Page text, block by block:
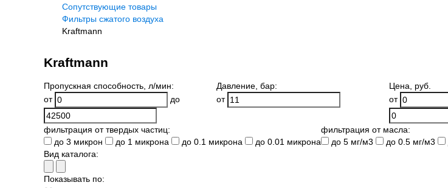
Сопутствующие товары
Фильтры сжатого воздуха
Kraftmann
Kraftmann
Пропускная способность , л/мин:
от
до
Давление , бар:
от
Цена , руб.
от
фильтрация от твердых частиц:
до 3 микрон
до 1 микрона до 0.1 микрона до 0.01 микрона
фильтрация от масла:
до 5 мг/м3
до 0.5 мг/м3
Вид каталога:
Показывать по: